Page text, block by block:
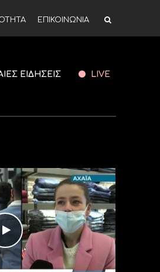
ΕΠΙΚΟΙΝΩΝΙΑ
ΕΙΔΗΣΕΙΣ LIVE